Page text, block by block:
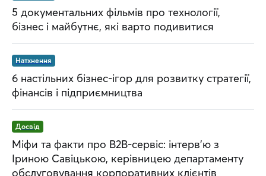
5 документальних фільмів про технології,
бізнес і майбутнє, які варто подивитися
Натхнення
6 настільних бізнес-ігор для розвитку стратегії,
фінансів і підприємництва
Досвід
Міфи та факти про B2B-сервіс: інтерв’ю з
Іриною Савіцькою, керівницею департаменту
обслуговування корпоративних клієнтів